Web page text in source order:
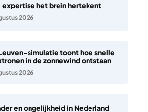
expertise het brein hertekent
2026
simulatie toont hoe snelle
in de zonnewind ontstaan
2026
en ongelijkheid in Nederland